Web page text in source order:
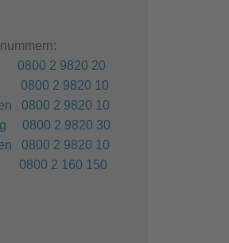
2 9820 20
0800 2 9820 10
0800 2 9820 10
0800 2 9820 30
0800 2 9820 10
0800 2 160 150